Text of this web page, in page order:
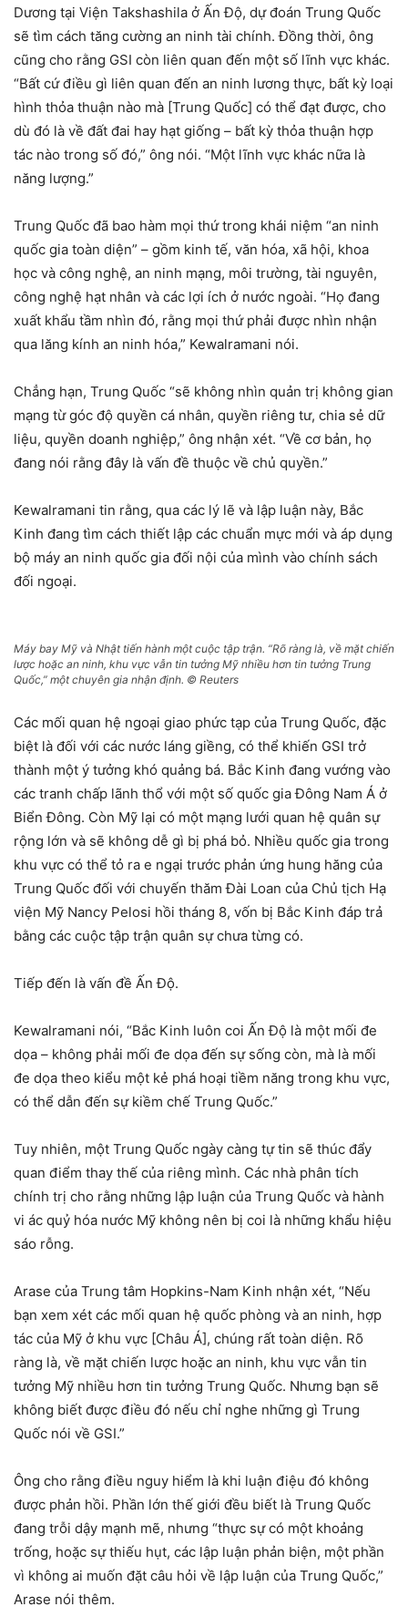
Dương tại Viện Takshashila ở Ấn Độ, dự đoán Trung Quốc
sẽ tìm cách tăng cường an ninh tài chính. Đồng thời, ông
cũng cho rằng GSI còn liên quan đến một số lĩnh vực khác.
“Bất cứ điều gì liên quan đến an ninh lương thực, bất kỳ loại
hình thỏa thuận nào mà [Trung Quốc] có thể đạt được, cho
dù đó là về đất đai hay hạt giống – bất kỳ thỏa thuận hợp
tác nào trong số đó,” ông nói. “Một lĩnh vực khác nữa là
năng lượng.”
Trung Quốc đã bao hàm mọi thứ trong khái niệm “an ninh
quốc gia toàn diện” – gồm kinh tế, văn hóa, xã hội, khoa
học và công nghệ, an ninh mạng, môi trường, tài nguyên,
công nghệ hạt nhân và các lợi ích ở nước ngoài. “Họ đang
xuất khẩu tầm nhìn đó, rằng mọi thứ phải được nhìn nhận
qua lăng kính an ninh hóa,” Kewalramani nói.
Chẳng hạn, Trung Quốc “sẽ không nhìn quản trị không gian
mạng từ góc độ quyền cá nhân, quyền riêng tư, chia sẻ dữ
liệu, quyền doanh nghiệp,” ông nhận xét. “Về cơ bản, họ
đang nói rằng đây là vấn đề thuộc về chủ quyền.”
Kewalramani tin rằng, qua các lý lẽ và lập luận này, Bắc
Kinh đang tìm cách thiết lập các chuẩn mực mới và áp dụng
bộ máy an ninh quốc gia đối nội của mình vào chính sách
đối ngoại.
Máy bay Mỹ và Nhật tiến hành một cuộc tập trận. “Rõ ràng là, về mặt chiến
lược hoặc an ninh, khu vực vẫn tin tưởng Mỹ nhiều hơn tin tưởng Trung
Quốc,” một chuyên gia nhận định. © Reuters
Các mối quan hệ ngoại giao phức tạp của Trung Quốc, đặc
biệt là đối với các nước láng giềng, có thể khiến GSI trở
thành một ý tưởng khó quảng bá. Bắc Kinh đang vướng vào
các tranh chấp lãnh thổ với một số quốc gia Đông Nam Á ở
Biển Đông. Còn Mỹ lại có một mạng lưới quan hệ quân sự
rộng lớn và sẽ không dễ gì bị phá bỏ. Nhiều quốc gia trong
khu vực có thể tỏ ra e ngại trước phản ứng hung hăng của
Trung Quốc đối với chuyến thăm Đài Loan của Chủ tịch Hạ
viện Mỹ Nancy Pelosi hồi tháng 8, vốn bị Bắc Kinh đáp trả
bằng các cuộc tập trận quân sự chưa từng có.
Tiếp đến là vấn đề Ấn Độ.
Kewalramani nói, “Bắc Kinh luôn coi Ấn Độ là một mối đe
dọa – không phải mối đe dọa đến sự sống còn, mà là mối
đe dọa theo kiểu một kẻ phá hoại tiềm năng trong khu vực,
có thể dẫn đến sự kiềm chế Trung Quốc.”
Tuy nhiên, một Trung Quốc ngày càng tự tin sẽ thúc đẩy
quan điểm thay thế của riêng mình. Các nhà phân tích
chính trị cho rằng những lập luận của Trung Quốc và hành
vi ác quỷ hóa nước Mỹ không nên bị coi là những khẩu hiệu
sáo rỗng.
Arase của Trung tâm Hopkins-Nam Kinh nhận xét, “Nếu
bạn xem xét các mối quan hệ quốc phòng và an ninh, hợp
tác của Mỹ ở khu vực [Châu Á], chúng rất toàn diện. Rõ
ràng là, về mặt chiến lược hoặc an ninh, khu vực vẫn tin
tưởng Mỹ nhiều hơn tin tưởng Trung Quốc. Nhưng bạn sẽ
không biết được điều đó nếu chỉ nghe những gì Trung
Quốc nói về GSI.”
Ông cho rằng điều nguy hiểm là khi luận điệu đó không
được phản hồi. Phần lớn thế giới đều biết là Trung Quốc
đang trỗi dậy mạnh mẽ, nhưng “thực sự có một khoảng
trống, hoặc sự thiếu hụt, các lập luận phản biện, một phần
vì không ai muốn đặt câu hỏi về lập luận của Trung Quốc,”
Arase nói thêm.